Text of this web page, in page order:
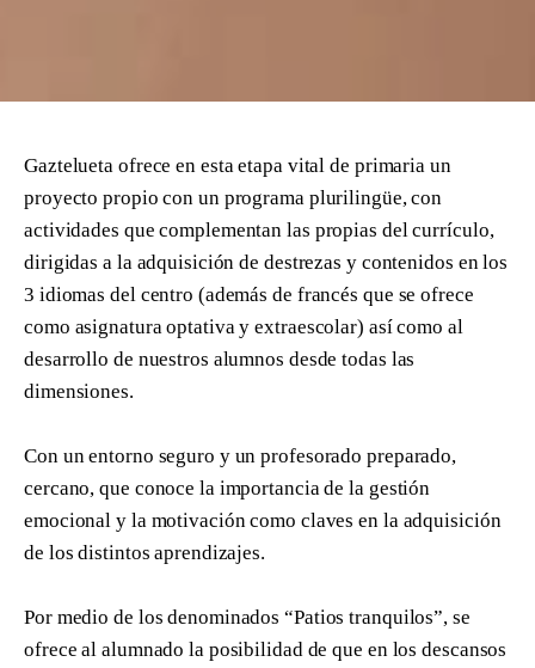
Gaztelueta ofrece en esta etapa vital de primaria un
proyecto propio con un programa plurilingüe, con
actividades que complementan las propias del currículo,
dirigidas a la adquisición de destrezas y contenidos en los
3 idiomas del centro (además de francés que se ofrece
como asignatura optativa y extraescolar) así como al
desarrollo de nuestros alumnos desde todas las
dimensiones.
Con un entorno seguro y un profesorado preparado,
cercano, que conoce la importancia de la gestión
emocional y la motivación como claves en la adquisición
de los distintos aprendizajes.
Por medio de los denominados “Patios tranquilos”, se
ofrece al alumnado la posibilidad de que en los descansos